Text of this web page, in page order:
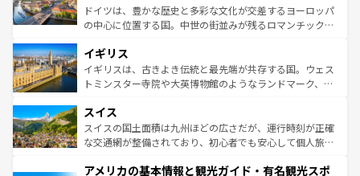
ンテンツ一覧 を参照してほしい。
から魅了する。また、フランスは美食の国としても知ら
れ、フランス料理はユネスコ無形文化遺産にも登録されて
香り高いラベンダー畑など、多彩な楽しみ方が可能だ。さ
らに、パリ以外の地域にも魅力が溢れており、どの街角に
も豊かな歴史と文化が息づいている。パリ以外の個性あふ
を参照してほしい。
ドイツは、豊かな歴史と多彩な文化が交差するヨーロッパ
の中心に位置する国。中世の街並みが残るロマンチック街
顔を持つこの国は、どこを歩いても飽きることがない。ベ
ルリンの文化的活気、バイエルン州のアルプスの絶景、そ
してライン川沿いのワイン畑といった風景は必見。ビール
は、お酒好きな人にはぜひ体験してほしい。 なお、新着の
ドイツ情報はコンテンツ一覧を参照してほしい。
イギリス
イギリスは、古きよき伝統と最先端が共存する国。ウェス
トミンスター寺院や大英博物館のようなランドマーク、歴
リアごとに異なる魅力がある。また、優雅なアフタヌーン
ティー、ビール好きにはたまらない英国パブ、サッカー観
戦など、本場だからこそできる体験も豊富。イギリスを旅
ンツ一覧を参照してほしい。
スイス
スイスの国土面積は九州ほどの広さだが、運行時刻が正確
な交通網が整備されており、初心者でも安心して個人旅行
の建物がそのまま残る町や、スイスならではのユニークな
アメリカの基本情報と観光ガイド・有名観光スポ